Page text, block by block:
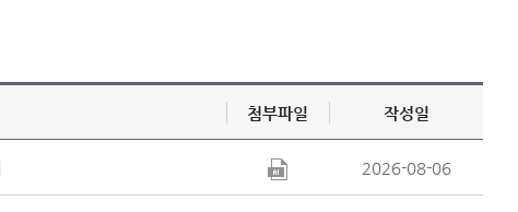
첨부파일 작성일
2026-08-06